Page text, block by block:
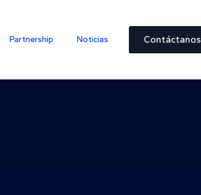
Partnership Noticias Contáctanos